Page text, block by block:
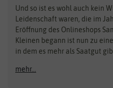
Zimmer & Kübelpflanzen
Kataloge
Schnäppchen
Anzucht & Gartenzubehör
Anzuchtschalen
BIOWOL
Blumicorn
Bûten Birds
Und so ist es wohl auch kein
Leidenschaft waren, die im
Eröffnung des Onlineshops
Kleinen begann ist nun zu
in dem es mehr als Saatgut
mehr...